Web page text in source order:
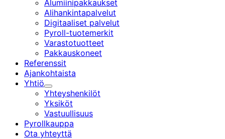
Alumiinipakkaukset
Alihankintapalvelut
Digitaaliset palvelut
Pyroll-tuotemerkit
Varastotuotteet
Pakkauskoneet
Referenssit
Ajankohtaista
Yhtiö
Alavalikko
Yhteyshenkilöt
Yksiköt
Vastuullisuus
Pyrollkauppa
Ota yhteyttä